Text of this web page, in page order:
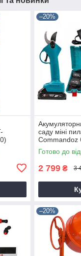
–20%
саду міні
Commandoz
Готово до
2 799 ₴ 3
–20%